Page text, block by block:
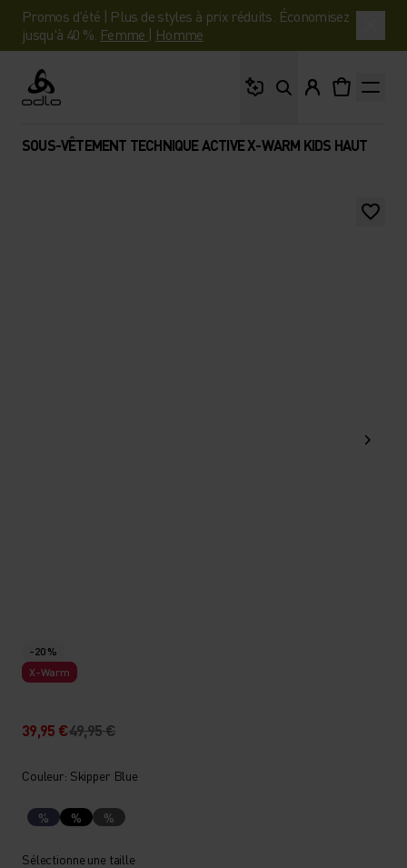
Promos d'été | Plus de styles à prix réduits. Économisez
jusqu'à 40 %. Femme | Homme
Odlo
SOUS-VÊTEMENT TECHNIQUE ACTIVE X-WARM KIDS HAUT
-20 %
X-Warm
39,95 €49,95 €
Couleur: Skipper Blue
% % %
Sélectionne une taille